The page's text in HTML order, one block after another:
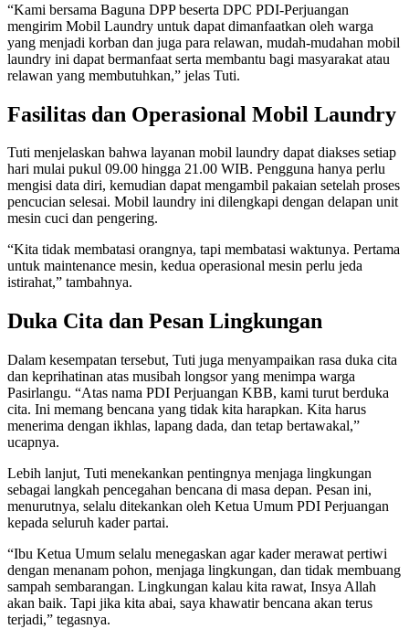
“Kami bersama Baguna DPP beserta DPC PDI-Perjuangan
mengirim Mobil Laundry untuk dapat dimanfaatkan oleh warga
yang menjadi korban dan juga para relawan, mudah-mudahan mobil
laundry ini dapat bermanfaat serta membantu bagi masyarakat atau
relawan yang membutuhkan,” jelas Tuti.
Fasilitas dan Operasional Mobil Laundry
Tuti menjelaskan bahwa layanan mobil laundry dapat diakses setiap
hari mulai pukul 09.00 hingga 21.00 WIB. Pengguna hanya perlu
mengisi data diri, kemudian dapat mengambil pakaian setelah proses
pencucian selesai. Mobil laundry ini dilengkapi dengan delapan unit
mesin cuci dan pengering.
“Kita tidak membatasi orangnya, tapi membatasi waktunya. Pertama
untuk maintenance mesin, kedua operasional mesin perlu jeda
istirahat,” tambahnya.
Duka Cita dan Pesan Lingkungan
Dalam kesempatan tersebut, Tuti juga menyampaikan rasa duka cita
dan keprihatinan atas musibah longsor yang menimpa warga
Pasirlangu. “Atas nama PDI Perjuangan KBB, kami turut berduka
cita. Ini memang bencana yang tidak kita harapkan. Kita harus
menerima dengan ikhlas, lapang dada, dan tetap bertawakal,”
ucapnya.
Lebih lanjut, Tuti menekankan pentingnya menjaga lingkungan
sebagai langkah pencegahan bencana di masa depan. Pesan ini,
menurutnya, selalu ditekankan oleh Ketua Umum PDI Perjuangan
kepada seluruh kader partai.
“Ibu Ketua Umum selalu menegaskan agar kader merawat pertiwi
dengan menanam pohon, menjaga lingkungan, dan tidak membuang
sampah sembarangan. Lingkungan kalau kita rawat, Insya Allah
akan baik. Tapi jika kita abai, saya khawatir bencana akan terus
terjadi,” tegasnya.